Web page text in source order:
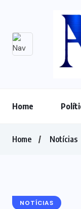
Home
Home Notícias
NOTÍCIAS